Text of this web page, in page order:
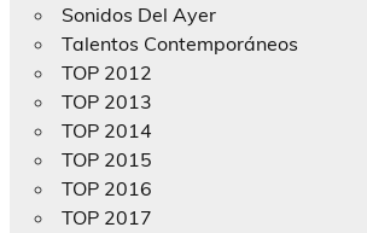
Sonidos Del Ayer
Talentos Contemporáneos
TOP 2012
TOP 2013
TOP 2014
TOP 2015
TOP 2016
TOP 2017